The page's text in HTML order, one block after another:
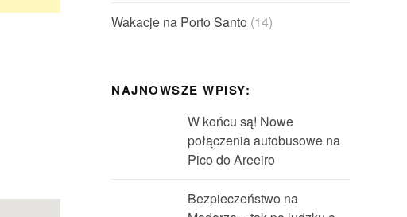
Wakacje na Porto Santo (14)
NAJNOWSZE WPISY:
W końcu są! Nowe
połączenia autobusowe na
Pico do Areeiro
Bezpieczeństwo na